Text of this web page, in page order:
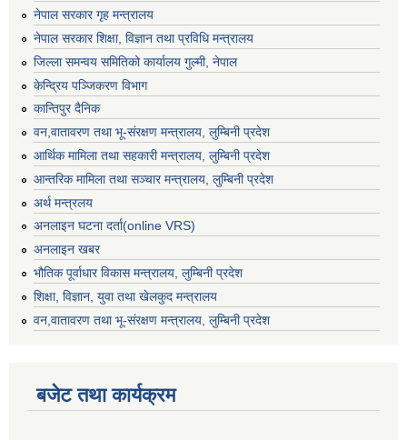
नेपाल सरकार गृह मन्त्रालय
नेपाल सरकार शिक्षा, विज्ञान तथा प्रविधि मन्त्रालय
जिल्ला समन्वय समितिको कार्यालय गुल्मी, नेपाल
केन्द्रिय पञ्जिकरण विभाग
कान्तिपुर दैनिक
वन,वातावरण तथा भू-संरक्षण मन्त्रालय, लुम्बिनी प्रदेश
आर्थिक मामिला तथा सहकारी मन्त्रालय, लुम्बिनी प्रदेश
आन्तरिक मामिला तथा सञ्चार मन्त्रालय, लुम्बिनी प्रदेश
अर्थ मन्त्रलय
अनलाइन घटना दर्ता(online VRS)
अनलाइन खबर
भौतिक पूर्वाधार विकास मन्त्रालय, लुम्बिनी प्रदेश
शिक्षा, विज्ञान, युवा तथा खेलकुद मन्‍‍त्रालय
वन,वातावरण तथा भू-संरक्षण मन्त्रालय, लुम्बिनी प्रदेश
बजेट तथा कार्यक्रम